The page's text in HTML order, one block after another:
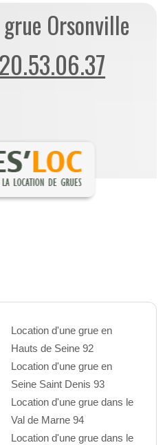
Orsonville
Location d'une grue en
Hauts de Seine 92
Location d'une grue en
Seine Saint Denis 93
Location d'une grue dans le
Val de Marne 94
Location d'une grue dans le